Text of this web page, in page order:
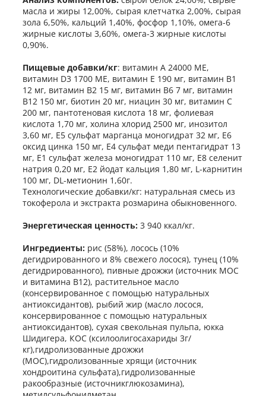
масла и жиры 12,00%, сырая клетчатка 2,00%, сырая
зола 6,50%, кальций 1,40%, фосфор 1,10%, омега-6
жирные кислоты 3,60%, омега-3 жирные кислоты
0,90%.
Пищевые добавки/кг: витамин А 24000 МЕ,
витамин D3 1700 МЕ, витамин Е 190 мг, витамин В1
12 мг, витамин В2 15 мг, витамин В6 7 мг, витамин
В12 150 мг, биотин 20 мг, ниацин 30 мг, витамин С
200 мг, пантотеновая кислота 18 мг, фолиевая
кислота 1,70 мг, холина хлорид 2500 мг, инозитол
3,60 мг, Е5 сульфат марганца моногидрат 32 мг, Е6
оксид цинка 150 мг, Е4 сульфат меди пентагидрат 13
мг, Е1 сульфат железа моногидрат 110 мг, Е8 селенит
натрия 0,20 мг, Е2 йодат кальция 1,80 мг, L-карнитин
100 мг, DL-метионин 1,60г.
Технологические добавки/кг: натуральная смесь из
токоферола и экстракта розмарина обыкновенного.
Энергетическая ценность: 3 940 ккал/кг.
Ингредиенты: рис (58%), лосось (10%
дегидрированного и 8% свежего лосося), тунец (10%
дегидрированного), пивные дрожжи (источник МОС
и витамина B12), растительное масло
(консервированное с помощью натуральных
антиоксидантов), рыбий жир (масло лосося,
консервированное с помощью натуральных
антиоксидантов), сухая свекольная пульпа, юкка
Шидигера, КОС (ксилоолигосахариды 3г/
кг),гидролизованные дрожжи
(МОС),гидролизованные хрящи (источник
хондроитина сульфата),гидролизованные
ракообразные (источникглюкозамина),